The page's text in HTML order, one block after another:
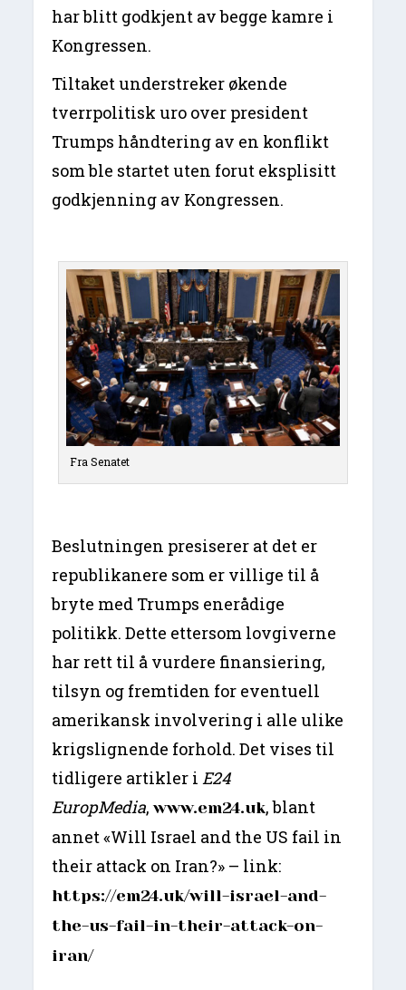
har blitt godkjent av begge kamre i
Kongressen.
Tiltaket understreker økende
tverrpolitisk uro over president
Trumps håndtering av en konflikt
som ble startet uten forut eksplisitt
godkjenning av Kongressen.
Fra Senatet
Beslutningen presiserer at det er
republikanere som er villige til å
bryte med Trumps enerådige
politikk. Dette ettersom lovgiverne
har rett til å vurdere finansiering,
tilsyn og fremtiden for eventuell
amerikansk involvering i alle ulike
krigslignende forhold. Det vises til
tidligere artikler i E24
EuropMedia,www.em24.uk, blant
annet «Will Israel and the US fail in
their attack on Iran?» – link:
https://em24.uk/will-israel-and-
the-us-fail-in-their-attack-on-
iran/